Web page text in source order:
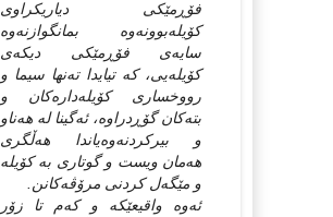
فۆڕمێكی دیاریكراوی
كۆیله‌بوونه‌وه‌ بمانگوازنه‌وه‌
سایه‌ی فۆڕمێكی دیكه‌ی
كۆیله‌یی، كه‌ تیایدا ته‌نها سیما و
رووخساری كۆیله‌داره‌كان و
بته‌كان گۆڕدراوه‌، ئه‌گینا له‌ هه‌ناو
و بیركردنه‌وه‌یاندا هه‌ڵگری
هه‌مان ویست و گوتاری به‌ كۆیله‌
و مێگه‌ل كردنی مرۆڤه‌كانن.
ئه‌وه‌ واقیعێكه‌ و كه‌م تا زۆر